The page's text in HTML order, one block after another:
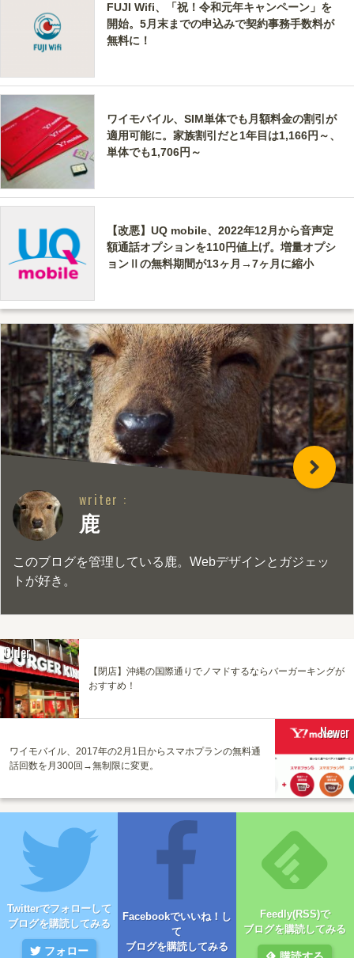
FUJI Wifi、「祝！令和元年キャンペーン」を
開始。5月末までの申込みで契約事務手数料が
無料に！
ワイモバイル、SIM単体でも月額料金の割引が
適用可能に。家族割引だと1年目は1,166円～、
単体でも1,706円～
【改悪】UQ mobile、2022年12月から音声定
額通話オプションを110円値上げ。増量オプシ
ョンⅡの無料期間が13ヶ月→7ヶ月に縮小
writer :
鹿
このブログを管理している鹿。Webデザインとガジェッ
トが好き。
Older
【閉店】沖縄の国際通りでノマドするならバーガーキングが
おすすめ！
ワイモバイル、2017年の2月1日からスマホプランの無料通
話回数を月300回→無制限に変更。
Newer
Twitterでフォローして
ブログを購読してみる
フォロー
Facebookでいいね！し
て
ブログを購読してみる
Feedly(RSS)で
ブログを購読してみる